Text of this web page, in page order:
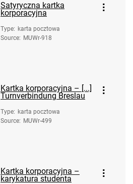
Satyryczna kartka
korporacyjna
Type: karta pocztowa
Source: MUWr-918
Kartka korporacyjna – [...]
Turnverbindung Breslau
Type: karta pocztowa
Source: MUWr-499
Kartka korporacyjna –
karykatura studenta